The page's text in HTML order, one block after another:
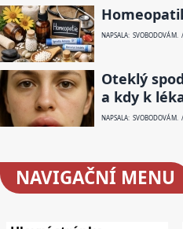
NAPSALA: SVOBODOVÁ M.
Oteklý
a kdy k
NAPSALA: SVOBODOVÁ M.
NAVIGAČNÍ MENU